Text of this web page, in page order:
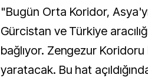
"Bugün Orta Koridor,
Gürcistan ve Türkiye
bağlıyor. Zengezur
yaratacak. Bu hat